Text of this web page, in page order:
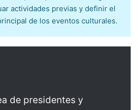
actividades previas y definir el
de los eventos culturales.
de presidentes y